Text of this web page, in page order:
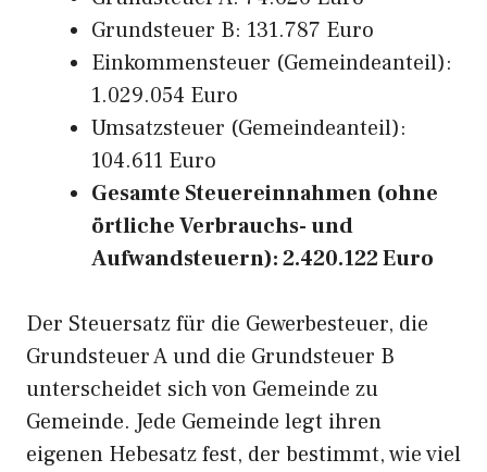
Grundsteuer B: 131.787 Euro
Einkommensteuer (Gemeindeanteil):
1.029.054 Euro
Umsatzsteuer (Gemeindeanteil):
104.611 Euro
Gesamte Steuereinnahmen (ohne
örtliche Verbrauchs- und
Aufwandsteuern): 2.420.122 Euro
Der Steuersatz für die Gewerbesteuer, die
Grundsteuer A und die Grundsteuer B
unterscheidet sich von Gemeinde zu
Gemeinde. Jede Gemeinde legt ihren
eigenen Hebesatz fest, der bestimmt, wie viel